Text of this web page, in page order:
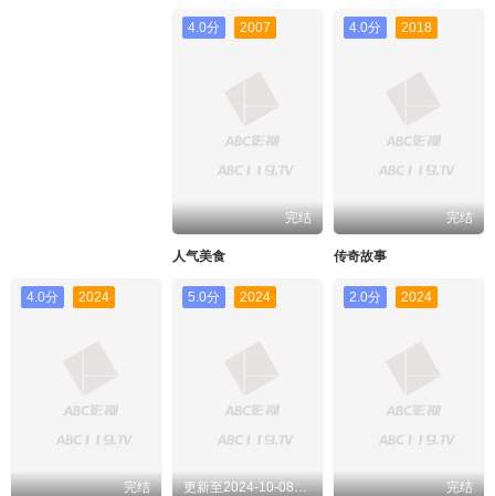
4.0分 2007
完结
人气美食
4.0分 2018
完结
传奇故事
4.0分 2024
完结
5.0分 2024
更新至2024-10-08期期
2.0分 2024
完结